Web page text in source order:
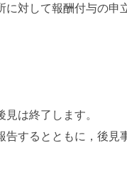
に対して報酬付与の
は終了します。
告するとともに，後